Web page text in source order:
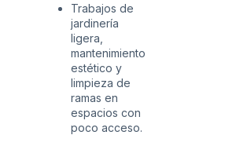
Trabajos de
jardinería
ligera,
mantenimiento
estético y
limpieza de
ramas en
espacios con
poco acceso.